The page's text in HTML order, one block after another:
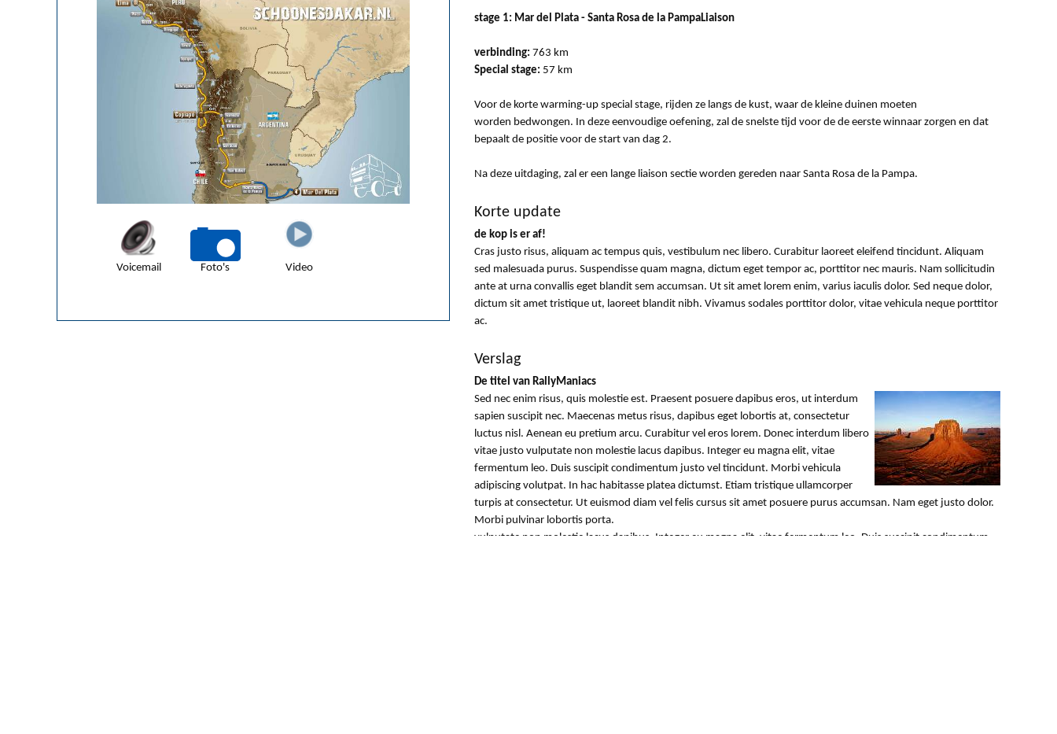
Voicemail Foto's Video
stage 1: Mar del Plata - Santa Rosa de la PampaLiaison
verbinding: 763 km
Special stage: 57 km
Voor de korte warming-up special stage, rijden ze langs de kust, waar de kleine duinen moeten
worden bedwongen. In deze eenvoudige oefening, zal de snelste tijd voor de de eerste winnaar zorgen en dat
bepaalt de positie voor de start van dag 2.
Na deze uitdaging, zal er een lange liaison sectie worden gereden naar Santa Rosa de la Pampa.
Korte update
de kop is er af!
Cras justo risus, aliquam ac tempus quis, vestibulum nec libero. Curabitur laoreet eleifend tincidunt. Aliquam
sed malesuada purus. Suspendisse quam magna, dictum eget tempor ac, porttitor nec mauris. Nam sollicitudin
ante at urna convallis eget blandit sem accumsan. Ut sit amet lorem enim, varius iaculis dolor. Sed neque dolor,
dictum sit amet tristique ut, laoreet blandit nibh. Vivamus sodales porttitor dolor, vitae vehicula neque porttitor
ac.
Verslag
De titel van RallyManiacs
Sed nec enim risus, quis molestie est. Praesent posuere dapibus eros, ut interdum
sapien suscipit nec. Maecenas metus risus, dapibus eget lobortis at, consectetur
luctus nisl. Aenean eu pretium arcu. Curabitur vel eros lorem. Donec interdum libero
vitae justo vulputate non molestie lacus dapibus. Integer eu magna elit, vitae
fermentum leo. Duis suscipit condimentum justo vel tincidunt. Morbi vehicula
adipiscing volutpat. In hac habitasse platea dictumst. Etiam tristique ullamcorper
turpis at consectetur. Ut euismod diam vel felis cursus sit amet posuere purus accumsan. Nam eget justo dolor.
Morbi pulvinar lobortis porta.
vulputate non molestie lacus dapibus. Integer eu magna elit, vitae fermentum leo. Duis suscipit condimentum